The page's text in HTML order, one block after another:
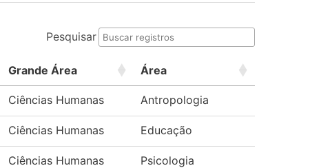
Pesquisar
Grande Área Área
Ciências Humanas Antropologia
Ciências Humanas Educação
Ciências Humanas Psicologia